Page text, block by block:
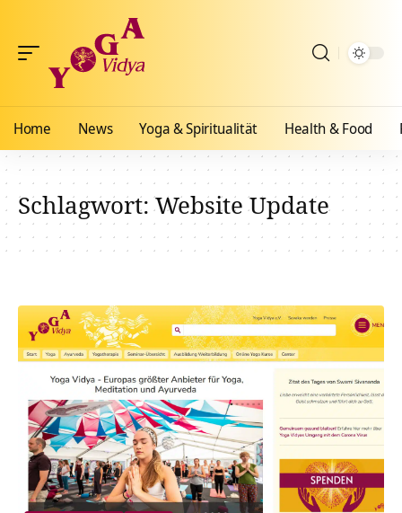
Home News Yoga & Spiritualität Health & Food
Schlagwort:Website Update